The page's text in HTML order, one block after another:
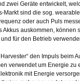
zwei Geräte entwickelt,
sind die sog.
oder auch Puls
auskommen, können
für den Betrieb
den Impuls beim
verwendet um Energie
mit Energie